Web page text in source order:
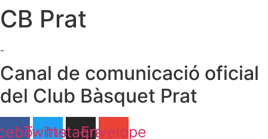
Ir
al
CB Prat
-
Canal de comunicació oficial
del Club Bàsquet Prat
Twitter
Instagram
Envelope